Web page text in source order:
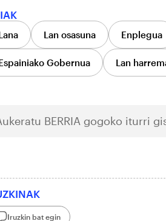
Lan osasuna Enplegua
Gobernua Lan
BERRIA gogoko iturri
Iruzkin bat egin